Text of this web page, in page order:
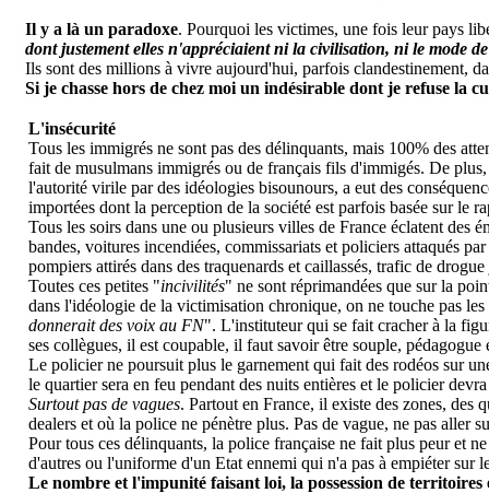
Il y a là un paradoxe. Pourquoi les victimes, une fois leur pays
dont justement elles n'appréciaient ni la civilisation, ni le mode
Ils sont des millions à vivre aujourd'hui, parfois clandestinement,
Si je chasse hors de chez moi un indésirable dont je refuse la
L'insécurité
Tous les immigrés ne sont pas des délinquants, mais 100% des
fait de musulmans immigrés ou de français fils d'immigés. De
l'autorité virile par des idéologies bisounours, a eut des
importées dont la perception de la société est parfois basée sur le
Tous les soirs dans une ou plusieurs villes de France éclatent des
bandes, voitures incendiées, commissariats et policiers attaqués
pompiers attirés dans des traquenards et caillassés, trafic de
Toutes ces petites "incivilités" ne sont réprimandées que sur la
dans l'idéologie de la victimisation chronique, on ne touche pas
donnerait des voix au FN". L'instituteur qui se fait cracher à la
ses collègues, il est coupable, il faut savoir être souple, pédagogue
Le policier ne poursuit plus le garnement qui fait des rodéos sur
le quartier sera en feu pendant des nuits entières et le policier
Surtout pas de vagues. Partout en France, il existe des zones, des
dealers et où la police ne pénètre plus. Pas de vague, ne pas aller
Pour tous ces délinquants, la police française ne fait plus peur et
d'autres ou l'uniforme d'un Etat ennemi qui n'a pas à empiéter sur
Le nombre et l'impunité faisant loi, la possession de